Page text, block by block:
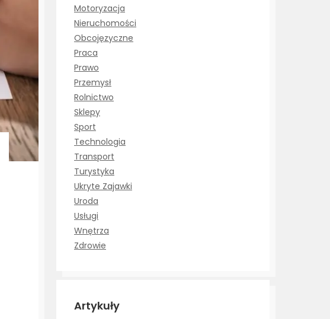
Motoryzacja
Nieruchomości
Obcojęzyczne
Praca
Prawo
Przemysł
Rolnictwo
Sklepy
Sport
Technologia
Transport
Turystyka
Ukryte Zajawki
Uroda
Usługi
Wnętrza
Zdrowie
Artykuły